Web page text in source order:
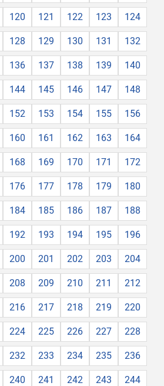
120 121 122 123 124
128 129 130 131 132
136 137 138 139 140
144 145 146 147 148
152 153 154 155 156
160 161 162 163 164
168 169 170 171 172
176 177 178 179 180
184 185 186 187 188
192 193 194 195 196
200 201 202 203 204
208 209 210 211 212
216 217 218 219 220
224 225 226 227 228
232 233 234 235 236
240 241 242 243 244